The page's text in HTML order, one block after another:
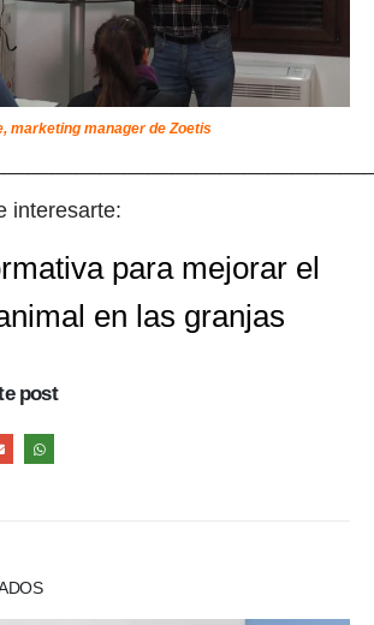
marketing manager de Zoetis
interesarte:
para mejorar el
en las granjas
post